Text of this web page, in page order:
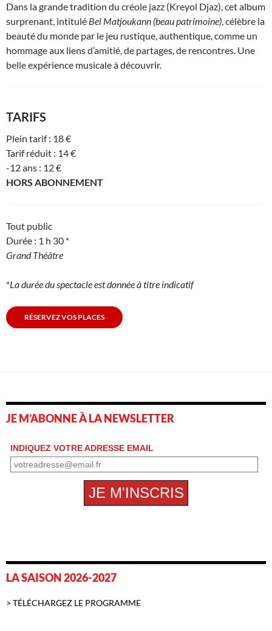
Dans la grande tradition du créole jazz (Kreyol Djaz), cet album
surprenant, intitulé Bel Matjoukann (beau patrimoine), célèbre la
beauté du monde par le jeu rustique, authentique, comme un
hommage aux liens d’amitié, de partages, de rencontres. Une
belle expérience musicale à découvrir.
TARIFS
Plein tarif : 18 €
Tarif réduit : 14 €
-12 ans : 12 €
HORS ABONNEMENT
Tout public
Durée : 1 h 30 *
Grand Théâtre
*La durée du spectacle est donnée à titre indicatif
RÉSERVEZ VOS PLACES
JE M’ABONNE À LA NEWSLETTER
LA SAISON 2026-2027
> TÉLÉCHARGEZ LE PROGRAMME